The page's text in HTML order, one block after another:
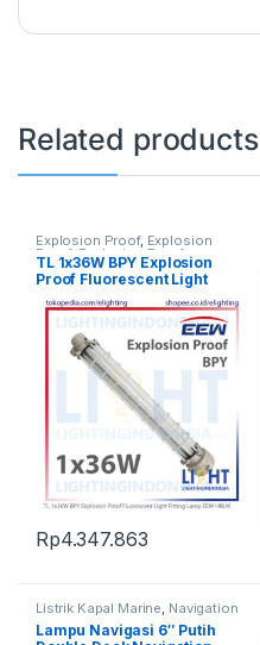
Related products
Explosion Proof, Explosion
Proof,Explosion Proof,
Fluorescent Light,Lampu TL
Fluorescent,Listrik Kapal
TL 1x36W BPY Explosion
Proof Fluorescent Light
Fitting Lamp EEW HRLM
Rp4.347.863
Listrik Kapal Marine, Navigation
Light
Lampu Navigasi 6″ Putih